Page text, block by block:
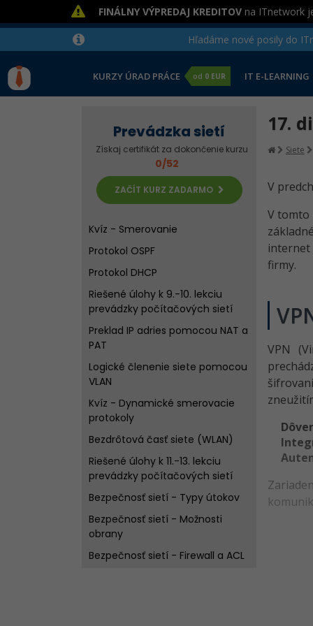
FINÁLNY VÝPREDAJ KREDITOV na ITnetwork
Hľadáme nové posily do
KURZY ÚRAD PRÁCE od 0 EUR IT E-LEARNING
Prevádzka sietí
Získaj certifikát za dokončenie kurzu
0/52
ZAČÍT KURZ ZADARMO
Modelovanie siete v Cisco
Riešené úlohy k 5. lekcii
prevádzky počítačových sietí
Riešené úlohy k 6.-7. lekciu
prevádzky počítačových sietí
Príkazový riadok a RIP
Riešené úlohy k 8. lekcii
prevádzky počítačových sietí
Kvíz - Smerovanie
Protokol OSPF
Protokol DHCP
Riešené úlohy k 9.-10. lekciu
prevádzky počítačových sietí
Preklad IP adries pomocou NAT a
PAT
Logické členenie siete pomocou
VLAN
Kvíz - Dynamické smerovacie
protokoly
Bezdrôtová časť siete (WLAN)
Riešené úlohy k 11.-13. lekciu
prevádzky počítačových sietí
Bezpečnosť sietí - Typy útokov
Bezpečnosť sietí - Možnosti
obrany
Bezpečnosť sietí - Firewall a ACL
17.
Siete
V
V tomto
firmy.
VPN